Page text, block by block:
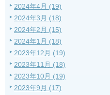
2024年4月 (19)
2024年3月 (18)
2024年2月 (15)
2024年1月 (18)
2023年12月 (19)
2023年11月 (18)
2023年10月 (19)
2023年9月 (17)